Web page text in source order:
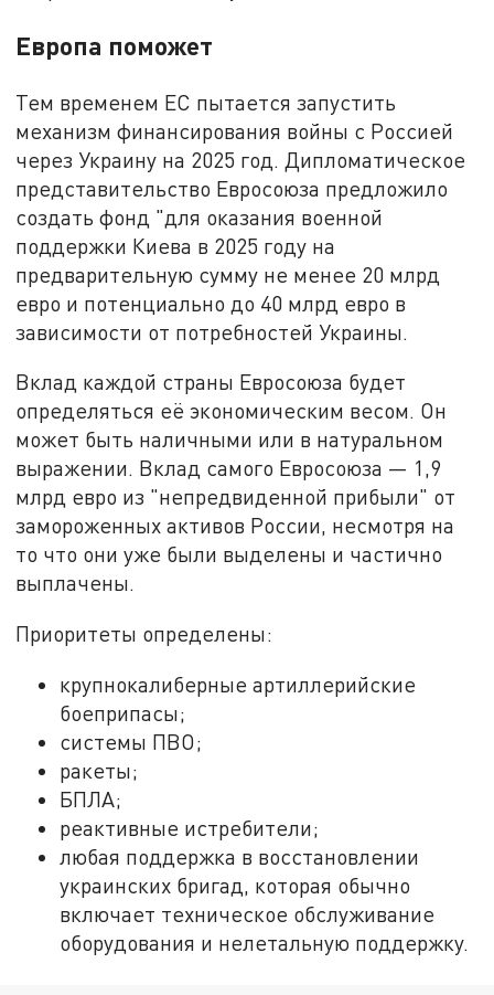
Европа поможет
Тем временем ЕС пытается запустить
механизм финансирования войны с Россией
через Украину на 2025 год. Дипломатическое
представительство Евросоюза предложило
создать фонд "для оказания военной
поддержки Киева в 2025 году на
предварительную сумму не менее 20 млрд
евро и потенциально до 40 млрд евро в
зависимости от потребностей Украины.
Вклад каждой страны Евросоюза будет
определяться её экономическим весом. Он
может быть наличными или в натуральном
выражении. Вклад самого Евросоюза — 1,9
млрд евро из "непредвиденной прибыли" от
замороженных активов России, несмотря на
то что они уже были выделены и частично
выплачены.
Приоритеты определены:
крупнокалиберные артиллерийские
боеприпасы;
системы ПВО;
ракеты;
БПЛА;
реактивные истребители;
любая поддержка в восстановлении
украинских бригад, которая обычно
включает техническое обслуживание
оборудования и нелетальную поддержку.